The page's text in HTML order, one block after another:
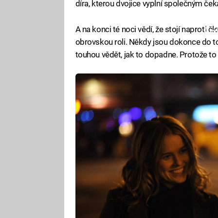
díra, kterou dvojice vyplní společným
A na konci té noci vědí, že stojí naproti
obrovskou roli. Někdy jsou dokonce do
touhou vědět, jak to dopadne. Protože